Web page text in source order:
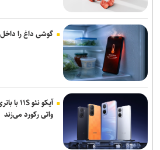
گوشی داغ را
واتی رکورد می‌زند